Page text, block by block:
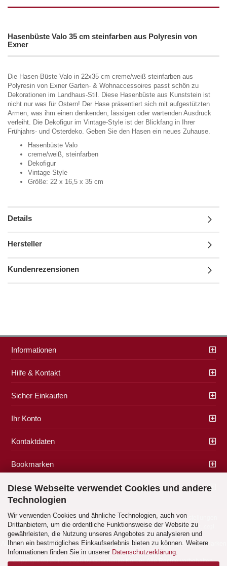
Diese Webseite verwendet Cookies und andere
Technologien
Wir verwenden Cookies und ähnliche Technologien, auch von
Drittanbietern, um die ordentliche Funktionsweise der Website zu
gewährleisten, die Nutzung unseres Angebotes zu analysieren und
Ihnen ein bestmögliches Einkaufserlebnis bieten zu können. Weitere
Informationen finden Sie in unserer Datenschutzerklärung.
Hasenbüste Valo 35 cm steinfarben aus Polyresin von
Exner
Die Hasen-Büste Valo in 22x35 cm creme/weiß steinfarben aus
Polyresin von Exner Garten- & Wohnaccessoires passt schön zu
Dekorationen im Landhaus-Stil. Diese Hasenbüste aus Kunststein ist
nicht nur was für Ostern! Der Hase präsentiert sich mit aufgestützten
Armen, was ihm einen denkenden, lässigen oder wartenden Ausdruck
verleiht. Die Dekofigur im Vintage-Style ist der Blickfang in Ihrer
Frühjahrs- und Osterdeko. Geben Sie den Hasen ein neues Zuhause.
Hasenbüste Valo
creme/weiß, steinfarben
Dekofigur
Vintage-Style
Größe: 22 x 16,5 x 35 cm
Details
Hersteller
Kundenrezensionen
Informationen
Hilfe & Kontakt
Sicher Einkaufen
Ihr Konto
Kontaktdaten
Bookmarken
Zahlung & Versand
Impressum|AGB|Datenschutz|Widerrufsrecht| Cookie Einstellungen
Alle Preise verstehen sich inklusive der gesetzlichen Mehrwertsteuer, zzgl.
Versandkostensoweit nicht anders gekennzeichnet.
Alle Marken- und Produktbeschreibungen sind Marken oder eingetragene Marken
der entsprechenden Eigentümer.
Copyright (c) 2017 - 2026 by Geschenke Korber. Alle Rechte vorbehalten.